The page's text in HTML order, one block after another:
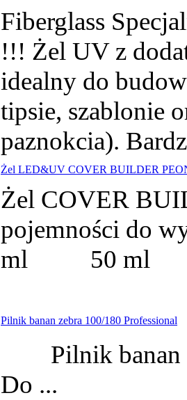
Fiberglass
!!! Żel UV z
idealny do
tipsie, szablonie
paznokcia).
Żel LED&UV COVER BUILDER
Żel COVER
pojemności
ml 50
Pilnik banan zebra 100/180 Professional
Pilnik banan
Do ...